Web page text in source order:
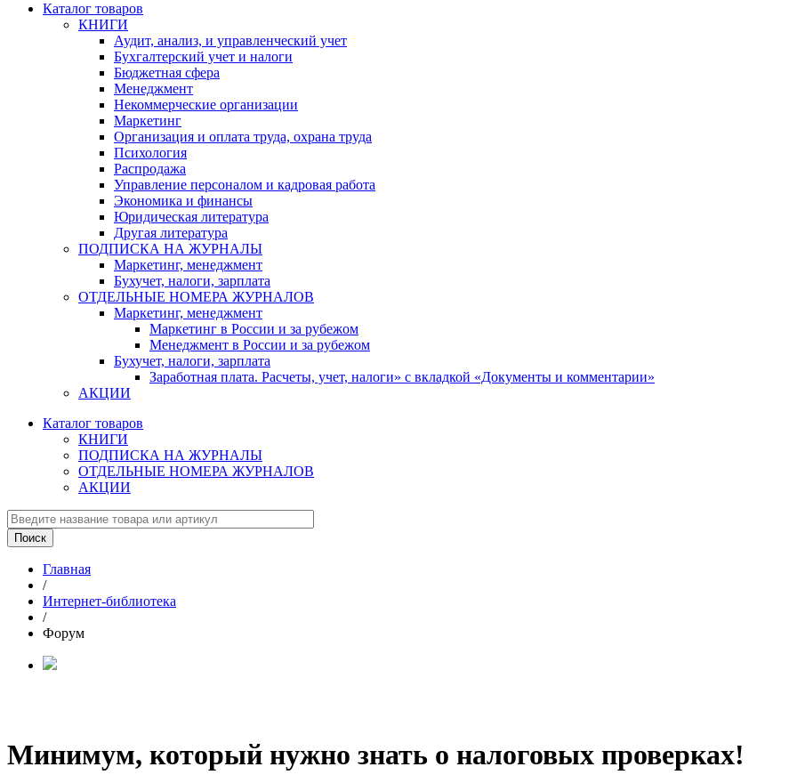
Каталог товаров
КНИГИ
Аудит, анализ, и управленческий учет
Бухгалтерский учет и налоги
Бюджетная сфера
Менеджмент
Некоммерческие организации
Маркетинг
Организация и оплата труда, охрана труда
Психология
Распродажа
Управление персоналом и кадровая работа
Экономика и финансы
Юридическая литература
Другая литература
ПОДПИСКА НА ЖУРНАЛЫ
Маркетинг, менеджмент
Бухучет, налоги, зарплата
ОТДЕЛЬНЫЕ НОМЕРА ЖУРНАЛОВ
Маркетинг, менеджмент
Маркетинг в России и за рубежом
Менеджмент в России и за рубежом
Бухучет, налоги, зарплата
Заработная плата. Расчеты, учет, налоги» с вкладкой «Документы и комментарии»
АКЦИИ
Каталог товаров
КНИГИ
ПОДПИСКА НА ЖУРНАЛЫ
ОТДЕЛЬНЫЕ НОМЕРА ЖУРНАЛОВ
АКЦИИ
Главная
/
Интернет-библиотека
/
Форум
Минимум, который нужно знать о налоговых проверках!